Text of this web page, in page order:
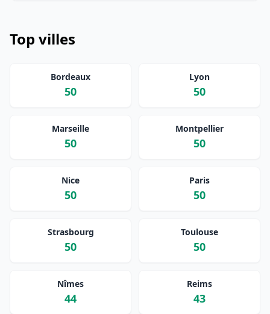
Top villes
Bordeaux
50
Lyon
50
Marseille
50
Montpellier
50
Nice
50
Paris
50
Strasbourg
50
Toulouse
50
Nîmes
44
Reims
43